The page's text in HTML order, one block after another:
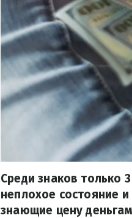
Среди знаков только
неплохое состояние
знающие цену